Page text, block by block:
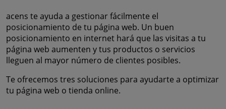
acens te ayuda a gestionar fácilmente el
posicionamiento de tu página web. Un buen
posicionamiento en internet hará que las visitas a tu
página web aumenten y tus productos o servicios
lleguen al mayor número de clientes posibles.
Te ofrecemos tres soluciones para ayudarte a optimizar
tu página web o tienda online.